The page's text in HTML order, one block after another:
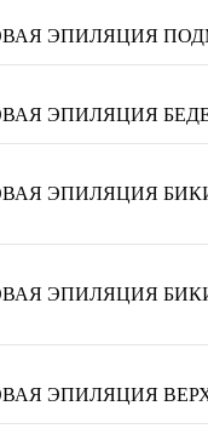
ЭПИЛЯЦИЯ
ЭПИЛЯЦИЯ
ЭПИЛЯЦИЯ
ЭПИЛЯЦИЯ
ЭПИЛЯЦИЯ